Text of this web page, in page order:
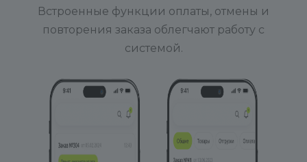
Встроенные функции оплаты, отмены и
повторения заказа облегчают работу с
системой.